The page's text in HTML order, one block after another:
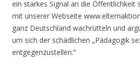
ein starkes Signal an die Öffentlichkeit
mit unserer Webseite
ganz Deutschland wachrütteln und
um sich der schädlichen „Pädagogik
entgegenzustellen.“